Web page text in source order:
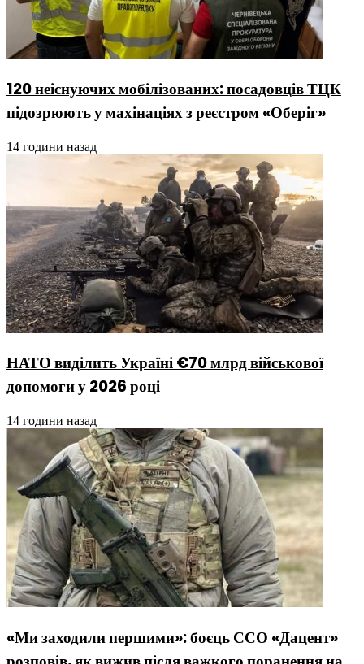
120 неіснуючих мобілізованих: посадовців ТЦК
підозрюють у махінаціях з реєстром «Оберіг»
14 години назад
НАТО виділить Україні €70 млрд військової
допомоги у 2026 році
14 години назад
«Ми заходили першими»: боєць ССО «Дацент»